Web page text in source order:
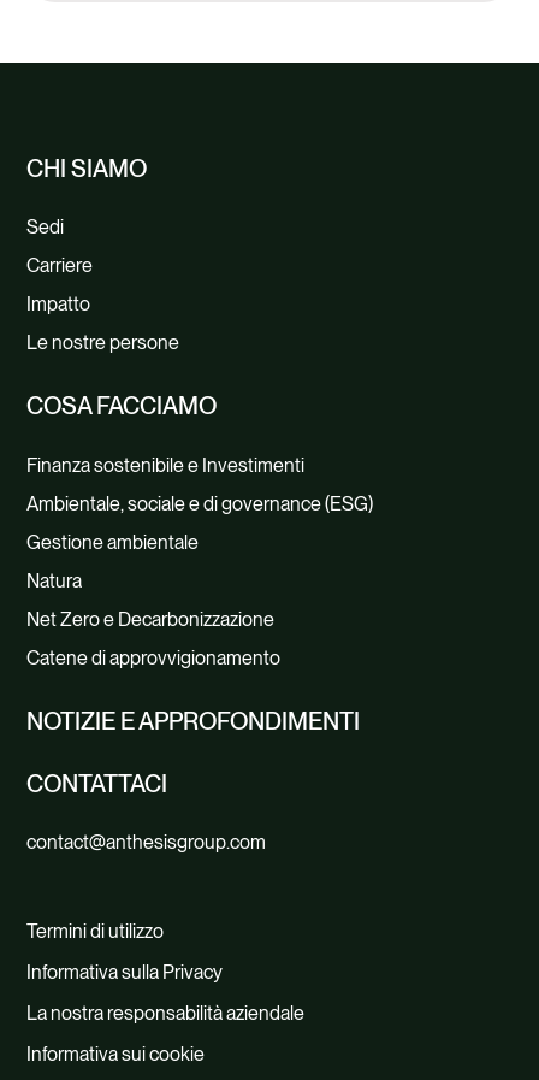
CHI SIAMO
Sedi
Carriere
Impatto
Le nostre persone
COSA FACCIAMO
Finanza sostenibile e Investimenti
Ambientale, sociale e di governance (ESG)
Gestione ambientale
Natura
Net Zero e Decarbonizzazione
Catene di approvvigionamento
NOTIZIE E APPROFONDIMENTI
CONTATTACI
contact@anthesisgroup.com
Termini di utilizzo
Informativa sulla Privacy
La nostra responsabilità aziendale
Informativa sui cookie